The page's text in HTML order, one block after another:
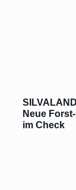
Neue
im Check